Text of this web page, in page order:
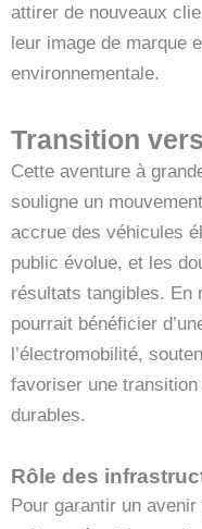
attirer de nouveaux
leur image de marque
environnementale.
Transition
Cette aventure à
souligne un
accrue des véhicules
public évolue, et les
résultats tangibles. En
pourrait bénéficier
l’électromobilité,
favoriser une
durables.
Rôle des
Pour garantir un